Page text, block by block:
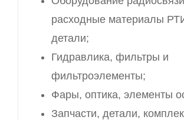
расходные материалы
детали;
Гидравлика, фильтры и
фильтроэлементы;
Фары, оптика, элементы
Запчасти, детали,